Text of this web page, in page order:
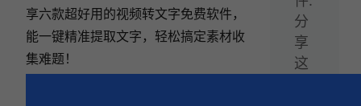
享六款超好用的视频转文字免费软件，
能一键精准提取文字，轻松搞定素材收
集难题！
分
享
这